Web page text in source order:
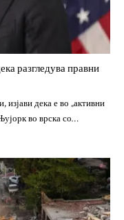
разгледува правни
дека е во „активни
во врска со…